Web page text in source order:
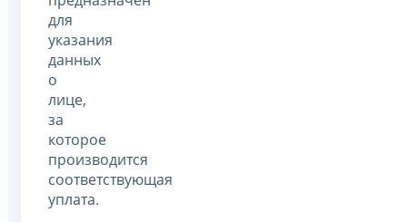
для
указания
данных
о
лице,
за
которое
производится
соответствующая
уплата.